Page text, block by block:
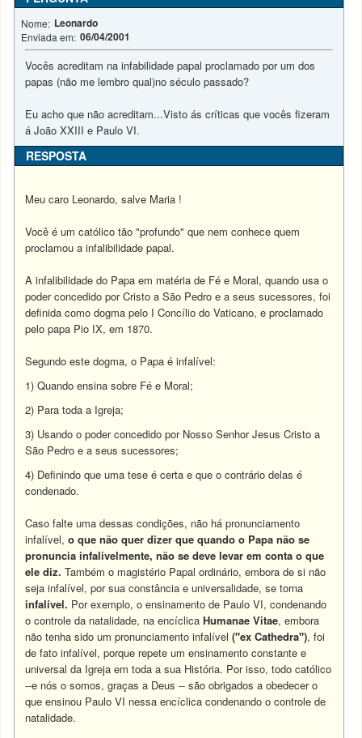
Nome: Leonardo
Enviada em: 06/04/2001
Vocês acreditam na infabilidade papal proclamado por um dos
papas (não me lembro qual)no século passado?
Eu acho que não acreditam...Visto ás críticas que vocês fizeram
á João XXIII e Paulo VI.
RESPOSTA
Meu caro Leonardo, salve Maria !
Você é um católico tão "profundo" que nem conhece quem
proclamou a infalibilidade papal.
A infalibilidade do Papa em matéria de Fé e Moral, quando usa o
poder concedido por Cristo a São Pedro e a seus sucessores, foi
definida como dogma pelo I Concílio do Vaticano, e proclamado
pelo papa Pio IX, em 1870.
Segundo este dogma, o Papa é infalível:
1) Quando ensina sobre Fé e Moral;
2) Para toda a Igreja;
3) Usando o poder concedido por Nosso Senhor Jesus Cristo a
São Pedro e a seus sucessores;
4) Definindo que uma tese é certa e que o contrário delas é
condenado.
Caso falte uma dessas condições, não há pronunciamento
infalível,o que não quer dizer que quando o Papa não se
pronuncia infalivelmente, não se deve levar em conta o que
ele diz. Também o magistério Papal ordinário, embora de si não
seja infalível, por sua constância e universalidade, se torna
infalível. Por exemplo, o ensinamento de Paulo VI, condenando
o controle da natalidade, na encíclicaHumanae Vitae, embora
não tenha sido um pronunciamento infalível ("ex Cathedra"), foi
de fato infalível, porque repete um ensinamento constante e
universal da Igreja em toda a sua História. Por isso, todo católico
--e nós o somos, graças a Deus -- são obrigados a obedecer o
que ensinou Paulo VI nessa encíclica condenando o controle de
natalidade.